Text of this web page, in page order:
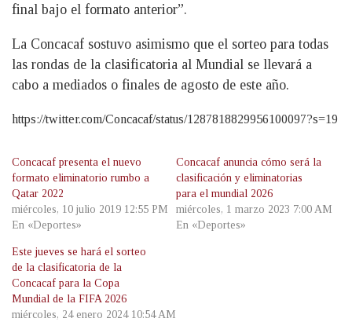
final bajo el formato anterior”.
La Concacaf sostuvo asimismo que el sorteo para todas
las rondas de la clasificatoria al Mundial se llevará a
cabo a mediados o finales de agosto de este año.
https://twitter.com/Concacaf/status/1287818829956100097?s=19
Concacaf presenta el nuevo
formato eliminatorio rumbo a
Qatar 2022
miércoles, 10 julio 2019 12:55 PM
En «Deportes»
Concacaf anuncia cómo será la
clasificación y eliminatorias
para el mundial 2026
miércoles, 1 marzo 2023 7:00 AM
En «Deportes»
Este jueves se hará el sorteo
de la clasificatoria de la
Concacaf para la Copa
Mundial de la FIFA 2026
miércoles, 24 enero 2024 10:54 AM